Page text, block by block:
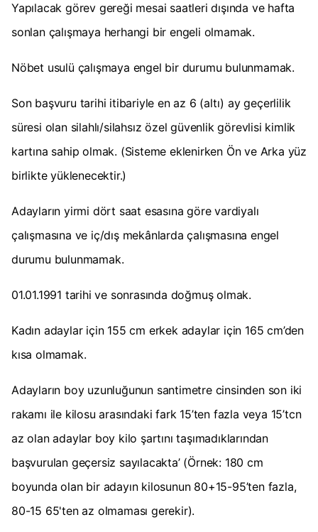
Yapılacak görev gereği mesai saatleri dışında ve hafta
sonlan çalışmaya herhangi bir engeli olmamak.
Nöbet usulü çalışmaya engel bir durumu bulunmamak.
Son başvuru tarihi itibariyle en az 6 (altı) ay geçerlilik
süresi olan silahlı/silahsız özel güvenlik görevlisi kimlik
kartına sahip olmak. (Sisteme eklenirken Ön ve Arka yüz
birlikte yüklenecektir.)
Adayların yirmi dört saat esasına göre vardiyalı
çalışmasına ve iç/dış mekânlarda çalışmasına engel
durumu bulunmamak.
01.01.1991 tarihi ve sonrasında doğmuş olmak.
Kadın adaylar için 155 cm erkek adaylar için 165 cm’den
kısa olmamak.
Adayların boy uzunluğunun santimetre cinsinden son iki
rakamı ile kilosu arasındaki fark 15’ten fazla veya 15’tcn
az olan adaylar boy kilo şartını taşımadıklarından
başvurulan geçersiz sayılacakta’ (Örnek: 180 cm
boyunda olan bir adayın kilosunun 80+15-95’ten fazla,
80-15 65'ten az olmaması gerekir).